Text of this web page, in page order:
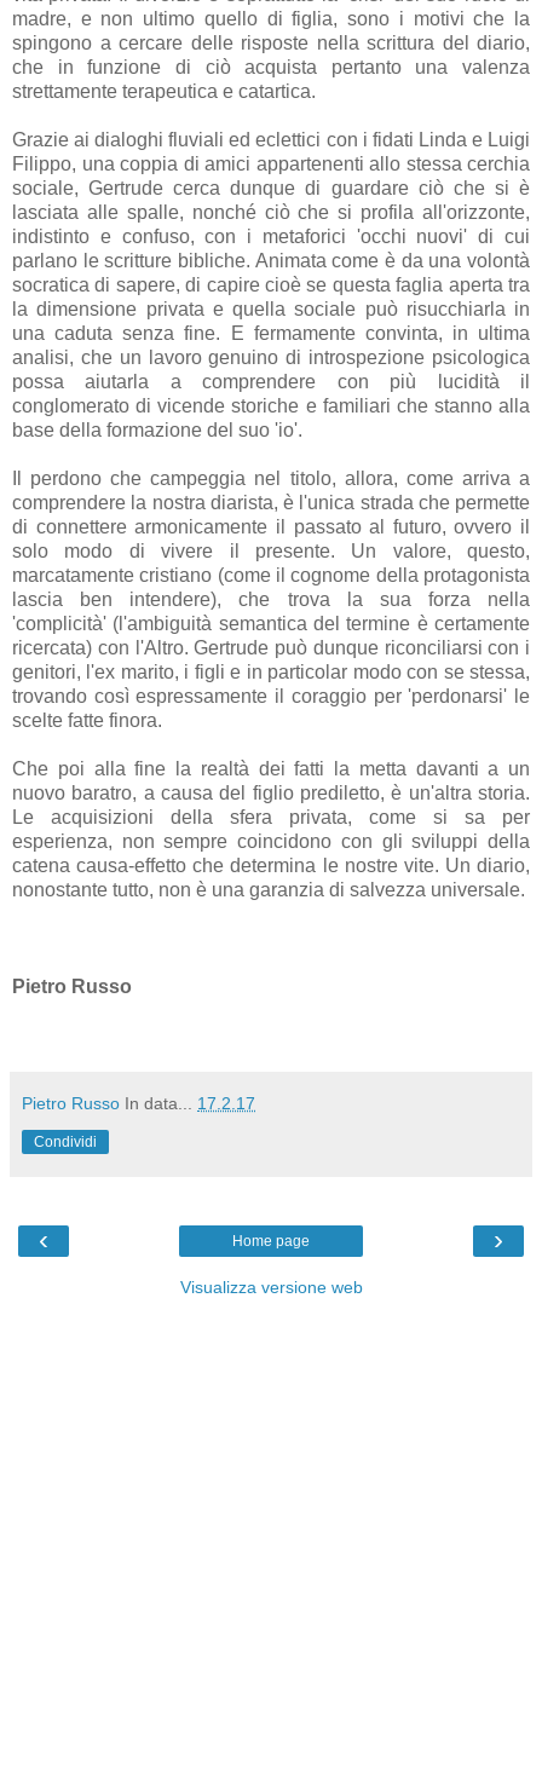
madre, e non ultimo quello di figlia, sono i motivi che la
spingono a cercare delle risposte nella scrittura del diario,
che in funzione di ciò acquista pertanto una valenza
strettamente terapeutica e catartica.
Grazie ai dialoghi fluviali ed eclettici con i fidati Linda e Luigi
Filippo, una coppia di amici appartenenti allo stessa cerchia
sociale, Gertrude cerca dunque di guardare ciò che si è
lasciata alle spalle, nonché ciò che si profila all'orizzonte,
indistinto e confuso, con i metaforici 'occhi nuovi' di cui
parlano le scritture bibliche. Animata come è da una volontà
socratica di sapere, di capire cioè se questa faglia aperta tra
la dimensione privata e quella sociale può risucchiarla in
una caduta senza fine. E fermamente convinta, in ultima
analisi, che un lavoro genuino di introspezione psicologica
possa aiutarla a comprendere con più lucidità il
conglomerato di vicende storiche e familiari che stanno alla
base della formazione del suo 'io'.
Il perdono che campeggia nel titolo, allora, come arriva a
comprendere la nostra diarista, è l'unica strada che permette
di connettere armonicamente il passato al futuro, ovvero il
solo modo di vivere il presente. Un valore, questo,
marcatamente cristiano (come il cognome della protagonista
lascia ben intendere), che trova la sua forza nella
'complicità' (l'ambiguità semantica del termine è certamente
ricercata) con l'Altro. Gertrude può dunque riconciliarsi con i
genitori, l'ex marito, i figli e in particolar modo con se stessa,
trovando così espressamente il coraggio per 'perdonarsi' le
scelte fatte finora.
Che poi alla fine la realtà dei fatti la metta davanti a un
nuovo baratro, a causa del figlio prediletto, è un'altra storia.
Le acquisizioni della sfera privata, come si sa per
esperienza, non sempre coincidono con gli sviluppi della
catena causa-effetto che determina le nostre vite. Un diario,
nonostante tutto, non è una garanzia di salvezza universale.
Pietro Russo
Pietro Russo In data... 17.2.17
Condividi
‹ ›
Home page
Visualizza versione web